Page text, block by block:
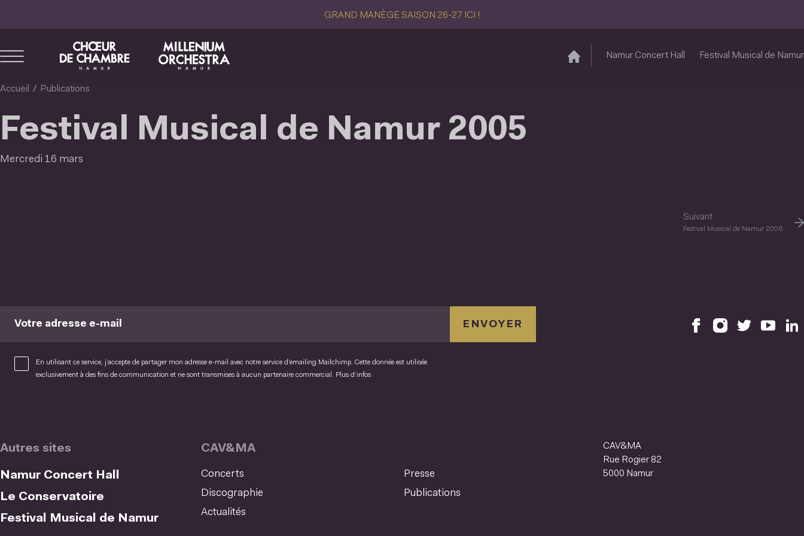
principal
GRAND MANÈGE SAISON 26-27 ICI !
Namur Concert Hall Festival Musical de Namur
Accueil Publications
Festival Musical de Namur 2005
Mercredi 16 mars
Suivant
Festival Musical de Namur 2006
Votre adresse e-mail
En utilisant ce service, j’accepte de partager mon adresse e-mail avec notre service d’emailing Mailchimp. Cette donnée est utilisée
exclusivement à des fins de communication et ne sont transmises à aucun partenaire commercial. Plus d’infos
ENVOYER
Autres sites
Namur Concert Hall
Le Conservatoire
Festival Musical de Namur
CAV&MA
Concerts
Presse
Discographie
Publications
Actualités
CAV&MA
Rue Rogier 82
5000 Namur